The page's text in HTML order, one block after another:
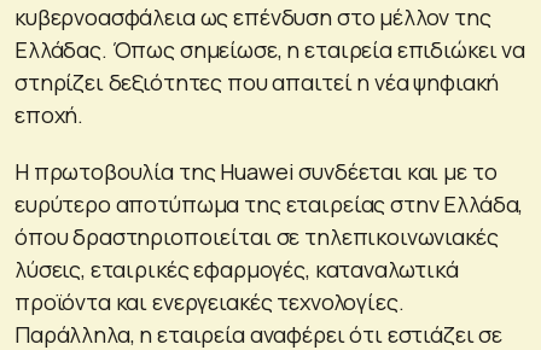
κυβερνοασφάλεια ως επένδυση στο μέλλον της
Ελλάδας. Όπως σημείωσε, η εταιρεία επιδιώκει να
στηρίζει δεξιότητες που απαιτεί η νέα ψηφιακή
εποχή.
Η πρωτοβουλία της Huawei συνδέεται και με το
ευρύτερο αποτύπωμα της εταιρείας στην Ελλάδα,
όπου δραστηριοποιείται σε τηλεπικοινωνιακές
λύσεις, εταιρικές εφαρμογές, καταναλωτικά
προϊόντα και ενεργειακές τεχνολογίες.
Παράλληλα, η εταιρεία αναφέρει ότι εστιάζει σε